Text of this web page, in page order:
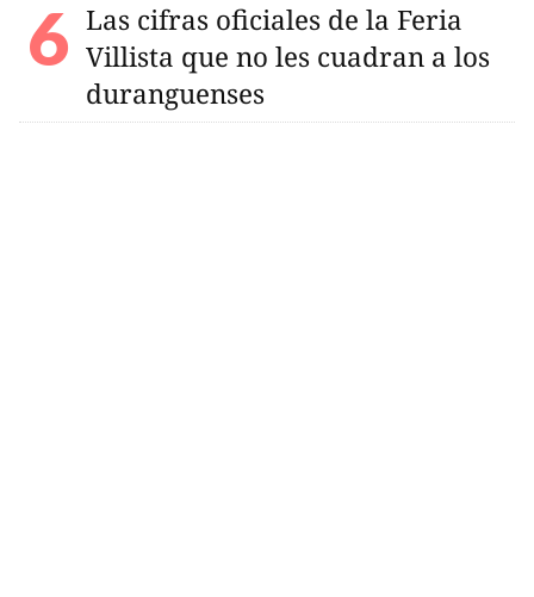
Las cifras oficiales de la Feria
Villista que no les cuadran a los
duranguenses